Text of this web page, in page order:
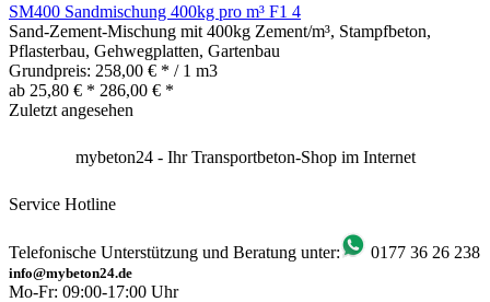
SM400 Sandmischung 400kg pro m³ F1 4
Sand-Zement-Mischung mit 400kg Zement/m³, Stampfbeton,
Pflasterbau, Gehwegplatten, Gartenbau
Grundpreis: 258,00 € * / 1 m3
ab 25,80 € * 286,00 € *
Zuletzt angesehen
mybeton24 - Ihr Transportbeton-Shop im Internet
Service Hotline
Telefonische Unterstützung und Beratung unter: 0177 36 26 238
info@mybeton24.de
Mo-Fr: 09:00-17:00 Uhr